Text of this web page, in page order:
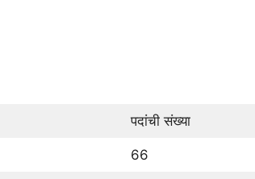
पदांची संख्या
66